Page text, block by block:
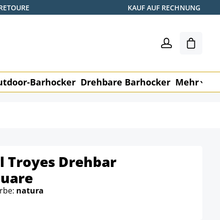
KAUF AUF RECHNUNG
Barhocker Drehbare Barhocker Mehr
Troyes Drehbar
natura